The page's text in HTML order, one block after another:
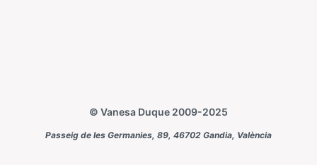
© Vanesa Duque 2009-2025
Passeig de les Germanies, 89, 46702 Gandia, València